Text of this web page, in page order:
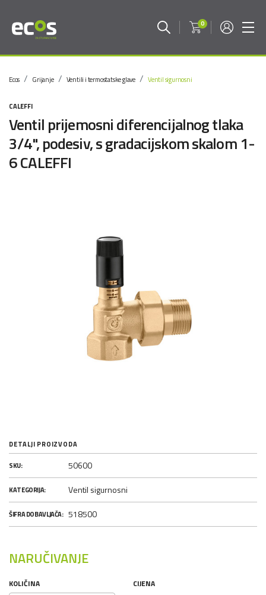
0
Ecos Grijanje Ventili i termostatske glave Ventil sigurnosni
CALEFFI
Ventil prijemosni diferencijalnog tlaka
3/4", podesiv, s gradacijskom skalom 1-
6 CALEFFI
DETALJI PROIZVODA
SKU: 50600
KATEGORIJA: Ventil sigurnosni
ŠIFRA DOBAVLJAČA: 518500
NARUČIVANJE
KOLIČINA CIJENA